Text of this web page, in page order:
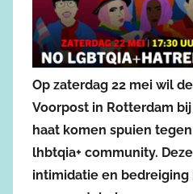
Op zaterdag 22 mei wil
Voorpost in Rotterdam
haat komen spuien
lhbtqia+ community.
intimidatie en bedreiging